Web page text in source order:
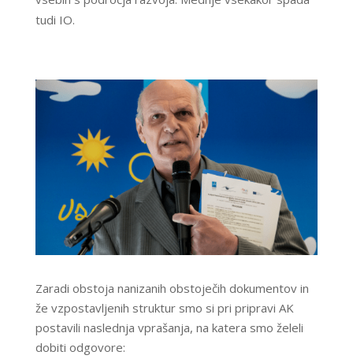
tudi IO.
Zaradi obstoja nanizanih obstoječih dokumentov in
že vzpostavljenih struktur smo si pri pripravi AK
postavili naslednja vprašanja, na katera smo želeli
dobiti odgovore: